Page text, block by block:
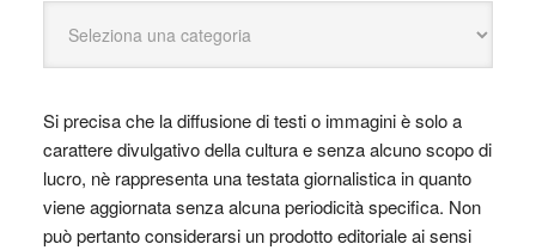
Si precisa che la diffusione di testi o immagini è solo a
carattere divulgativo della cultura e senza alcuno scopo di
lucro, nè rappresenta una testata giornalistica in quanto
viene aggiornata senza alcuna periodicità specifica. Non
può pertanto considerarsi un prodotto editoriale ai sensi